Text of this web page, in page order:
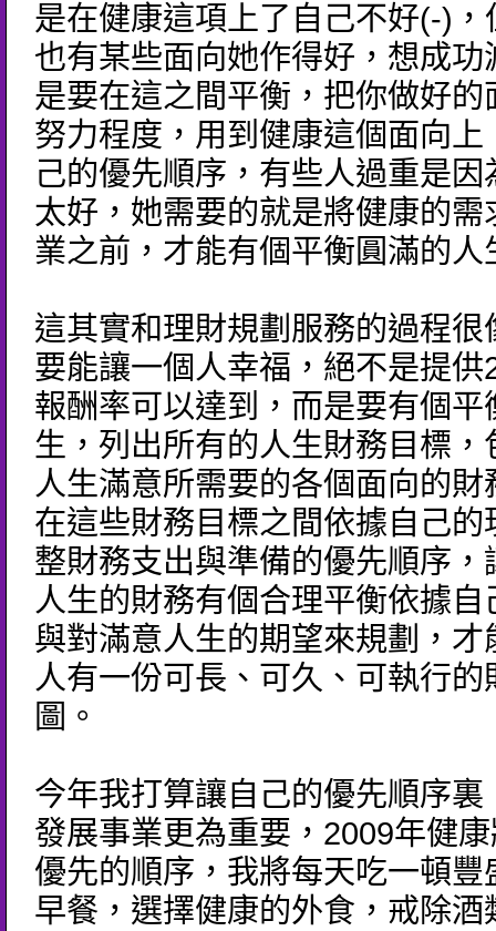
是在健康這項上了自己不好(-)，
也有某些面向她作得好，想成功
是要在這之間平衡，把你做好的
努力程度，用到健康這個面向上
己的優先順序，有些人過重是因
太好，她需要的就是將健康的需
業之前，才能有個平衡圓滿的人
這其實和理財規劃服務的過程很
要能讓一個人幸福，絕不是提供
報酬率可以達到，而是要有個平
生，列出所有的人生財務目標，
人生滿意所需要的各個面向的財
在這些財務目標之間依據自己的
整財務支出與準備的優先順序，
人生的財務有個合理平衡依據自
與對滿意人生的期望來規劃，才
人有一份可長、可久、可執行的
圖。
今年我打算讓自己的優先順序裏
發展事業更為重要，2009年健
優先的順序，我將每天吃一頓豐
早餐，選擇健康的外食，戒除酒